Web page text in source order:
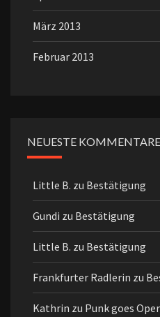
März 2013
Februar 2013
NEUESTE KOMMENTARE
Little B. zu Bestätigung
Gundi zu Bestätigung
Little B. zu Bestätigung
Frankfurter Radlerin zu
Kathrin zu Punk goes